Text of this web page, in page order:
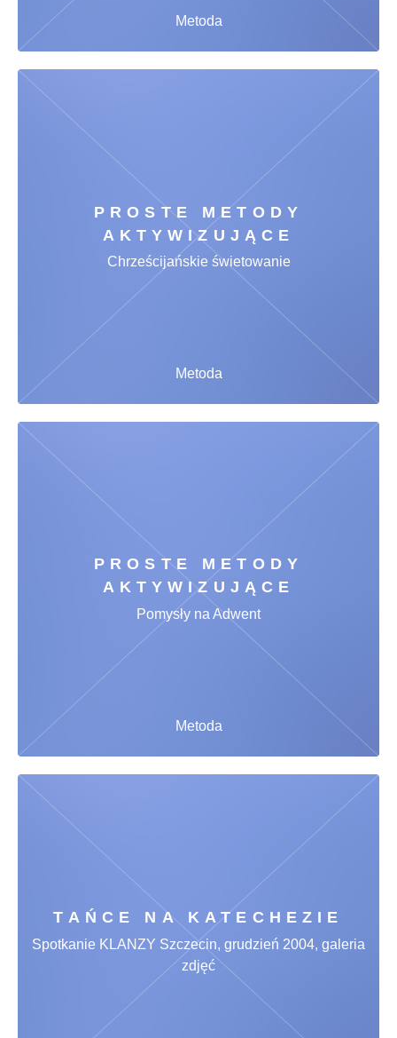
Metoda
PROSTE METODY
AKTYWIZUJĄCE
Metoda
Chrześcijańskie świetowanie
PROSTE METODY
AKTYWIZUJĄCE
Metoda
Pomysły na Adwent
TAŃCE NA KATECHEZIE
Spotkanie KLANZY Szczecin, grudzień 2004, galeria
zdjęć